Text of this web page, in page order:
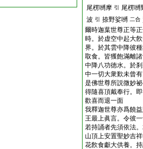
尾楞嚩摩 引 尾楞嚩
波 引 捺野娑嚩 二合
爾時迦葉世尊正等
時。於虚空中起大
界。於其雲中降彼
取食。皆獲飽滿離
中降八功徳水。於
中一切大衆歎未曾
是佛世尊所説微妙
得隨喜頂戴奉行。
歡喜而退一面
我釋迦世尊亦爲饒
王最上眞言。令彼
若持誦者先須依法
山頂上安置聖妙吉
花飮食獻大供養。